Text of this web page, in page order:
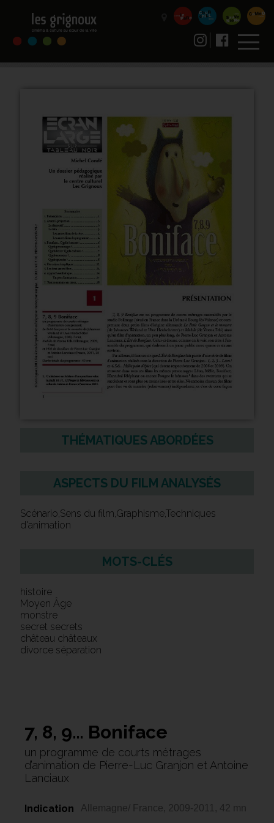
THÉMATIQUES ABORDÉES
ASPECTS DU FILM ANALYSÉS
Scénario,Sens du film,Graphisme,Techniques
d'animation
MOTS-CLÉS
histoire
Moyen Âge
monstre
secret secrets
château châteaux
divorce séparation
7, 8, 9… Boniface
un programme de courts métrages
d’animation de Pierre-Luc Granjon et Antoine
Lanciaux
Indication Allemagne/ France, 2009-2011, 42 mn